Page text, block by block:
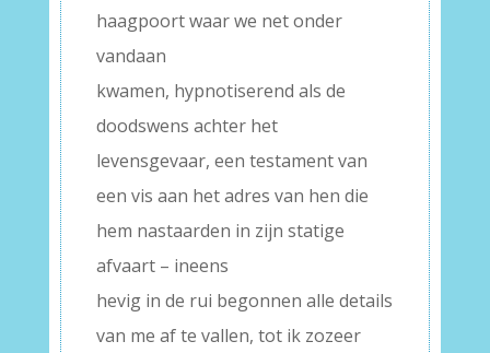
haagpoort waar we net onder
vandaan
kwamen, hypnotiserend als de
doodswens achter het
levensgevaar, een testament van
een vis aan het adres van hen die
hem nastaarden in zijn statige
afvaart – ineens
hevig in de rui begonnen alle details
van me af te vallen, tot ik zozeer